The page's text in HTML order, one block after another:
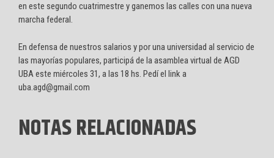
en este segundo cuatrimestre y ganemos las calles con una nueva
marcha federal.
En defensa de nuestros salarios y por una universidad al servicio de
las mayorías populares, participá de la asamblea virtual de AGD
UBA este miércoles 31, a las 18 hs. Pedí el link a
uba.agd@gmail.com
NOTAS RELACIONADAS